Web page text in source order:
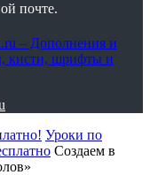
почте.
– Дополнения и
кисти, шрифты и
Уроки по
Создаем в